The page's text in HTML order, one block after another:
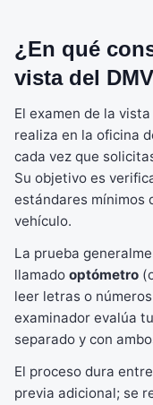
¿En qué
vista del
El examen de la
realiza en la oficina
cada vez que
Su objetivo es
estándares mínimos
vehículo.
La prueba
llamado optómetro
leer letras o
examinador evalúa
separado y con
El proceso dura
previa adicional; se